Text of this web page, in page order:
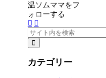
温ソムママをフ
ォローする
カテゴリー